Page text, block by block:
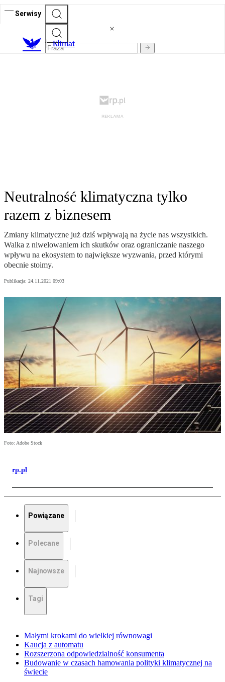
Serwisy
Klimat
Neutralność klimatyczna tylko
razem z biznesem
Zmiany klimatyczne już dziś wpływają na życie nas wszystkich.
Walka z niwelowaniem ich skutków oraz ograniczanie naszego
wpływu na ekosystem to największe wyzwania, przed którymi
obecnie stoimy.
Publikacja: 24.11.2021 09:03
Foto: Adobe Stock
rp.pl
Powiązane
Polecane
Najnowsze
Tagi
Małymi krokami do wielkiej równowagi
Kaucja z automatu
Rozszerzona odpowiedzialność konsumenta
Budowanie w czasach hamowania polityki klimatycznej na
świecie